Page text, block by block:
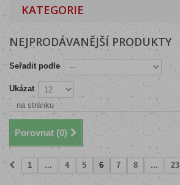
KATEGORIE
NEJPRODÁVANĚJŠÍ PRODUKTY
Seřadit podle
Ukázat
na stránku
Porovnat (0)
1 ... 4 5 6 7 8 ... 23